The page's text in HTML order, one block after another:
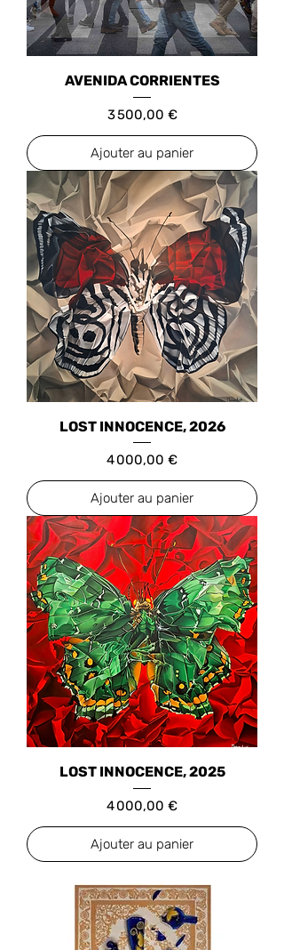
AVENIDA CORRIENTES
Prix
3 500,00 €
Ajouter au panier
LOST INNOCENCE, 2026
Prix
4 000,00 €
Ajouter au panier
LOST INNOCENCE, 2025
Prix
4 000,00 €
Ajouter au panier